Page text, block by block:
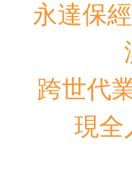
公益活動
網站連結
永達保
跨世代
現全